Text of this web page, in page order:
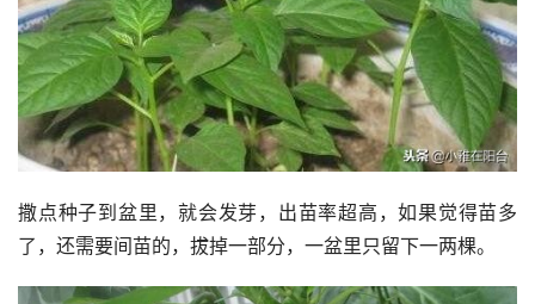
撒点种子到盆里，就会发芽，出苗率超高，如果觉得苗多
了，还需要间苗的，拔掉一部分，一盆里只留下一两棵。